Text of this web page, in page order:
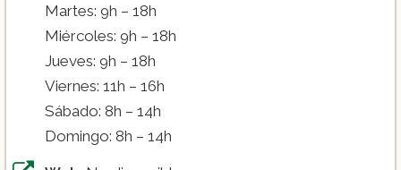
Martes: 9h – 18h
Miércoles: 9h – 18h
Jueves: 9h – 18h
Viernes: 11h – 16h
Sábado: 8h – 14h
Domingo: 8h – 14h